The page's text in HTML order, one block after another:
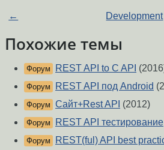
← Development
Похожие темы
Форум REST API to C API
Форум REST API под Android
Форум Сайт+Rest API (2012)
Форум REST API тестирование
Форум REST(ful) API best